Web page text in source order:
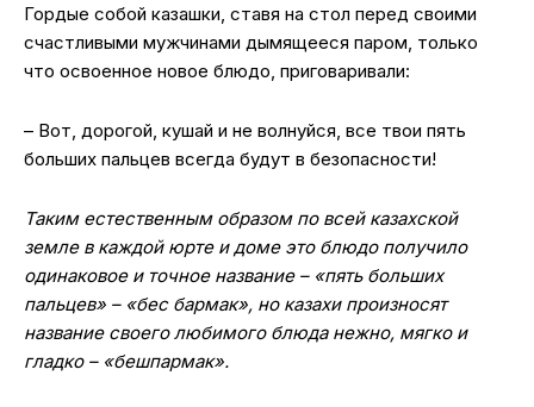
Гордые собой казашки, ставя на стол перед своими
счастливыми мужчинами дымящееся паром, только
что освоенное новое блюдо, приговаривали:
– Вот, дорогой, кушай и не волнуйся, все твои пять
больших пальцев всегда будут в безопасности!
Таким естественным образом по всей казахской
земле в каждой юрте и доме это блюдо получило
одинаковое и точное название – «пять больших
пальцев» – «бес бармак», но казахи произносят
название своего любимого блюда нежно, мягко и
гладко – «бешпармак».